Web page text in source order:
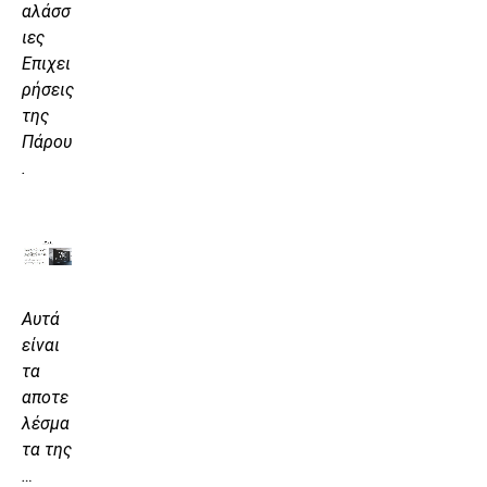
αλάσσ
ιες
Επιχει
ρήσεις
της
Πάρου
.
Αυτά
είναι
τα
αποτε
λέσμα
τα της
…